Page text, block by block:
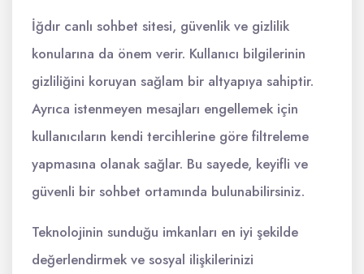
İğdır canlı sohbet sitesi, güvenlik ve gizlilik
konularına da önem verir. Kullanıcı bilgilerinin
gizliliğini koruyan sağlam bir altyapıya sahiptir.
Ayrıca istenmeyen mesajları engellemek için
kullanıcıların kendi tercihlerine göre filtreleme
yapmasına olanak sağlar. Bu sayede, keyifli ve
güvenli bir sohbet ortamında bulunabilirsiniz.
Teknolojinin sunduğu imkanları en iyi şekilde
değerlendirmek ve sosyal ilişkilerinizi